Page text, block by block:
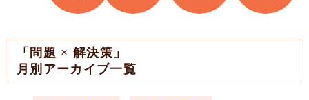
「問題 × 解決策」
月別アーカイブ一覧